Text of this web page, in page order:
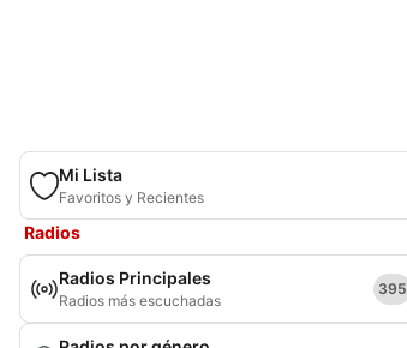
Mi Lista
Favoritos y Recientes
Radios
Radios Principales
Radios más escuchadas
395